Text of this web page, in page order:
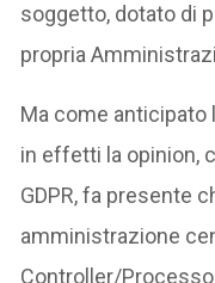
soggetto, dotato di
propria
Ma come anticipato
in effetti la opinion,
GDPR, fa presente
amministrazione
Controller/